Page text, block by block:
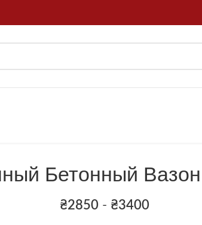
Бетонный
₴2850 - ₴3400